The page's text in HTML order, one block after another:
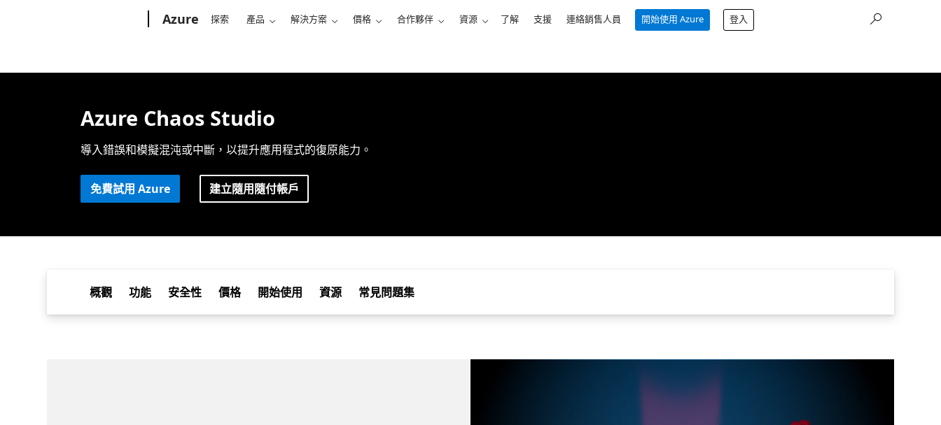
Azure 探索 產品 解決方案 價格 合作夥伴 資源 了解 支援 連絡銷售人員 開始使用 Azure 登入
Azure Chaos Studio
導入錯誤和模擬混沌或中斷，以提升應用程式的復原能力。
免費試用 Azure 建立隨用隨付帳戶
概觀 功能 安全性 價格 開始使用 資源 常見問題集